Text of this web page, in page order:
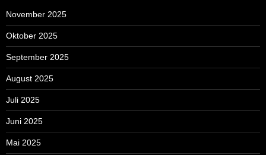
November 2025
Oktober 2025
September 2025
August 2025
Juli 2025
Juni 2025
Mai 2025